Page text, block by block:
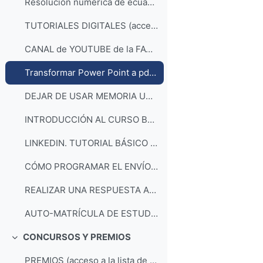
Resolución numérica de ecuaciones utilizando Excel. Método bisección
TUTORIALES DIGITALES (acceso a lista de reproducción)
CANAL de YOUTUBE de la FACULTAD de VETERINARIA de la UNIVERSIDAD DE ZARAGOZA
Transformar Power Point a pdf para evitar cambios de formato en el documento
DEJAR DE USAR MEMORIA USB EN ENTORNO GOOGLE
INTRODUCCIÓN AL CURSO BÁSICO DE LINKEDIN EN LA FTAD. VETERINARIA ZARAGOZA (UPDATED)
LINKEDIN. TUTORIAL BÁSICO PARA FTAD. VETERINARIA ZARAGOZA (UPDATED)
CÓMO PROGRAMAR EL ENVÍO CORREO ELECTRÓNICO
REALIZAR UNA RESPUESTA AUTOMÁTICA CON EL CORREO ELECTRÓNICO
AUTO-MATRÍCULA DE ESTUDIANTES EN MOODLE
Colapsar
CONCURSOS Y PREMIOS
PREMIOS (acceso a la lista de reproducción)